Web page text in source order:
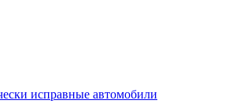
исправные автомобили